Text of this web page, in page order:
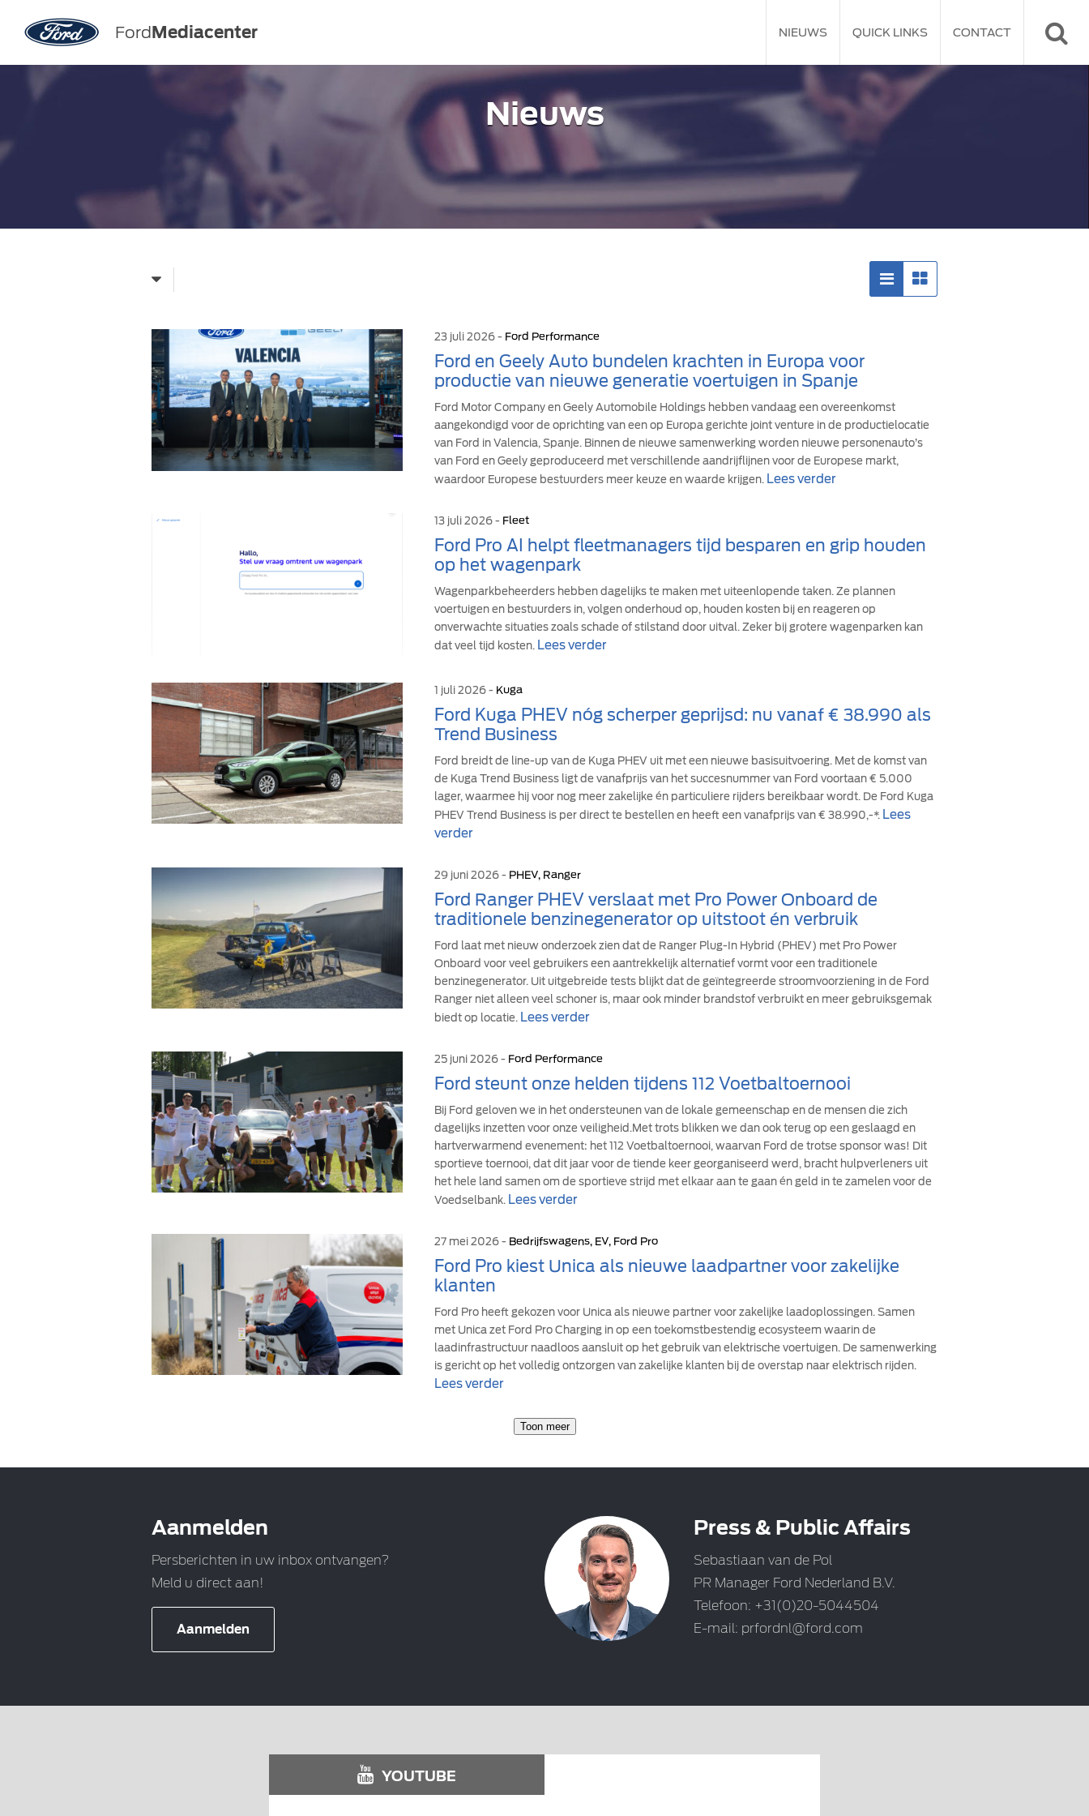
FordMediacenter NIEUWS QUICK LINKS CONTACT
Nieuws
23 juli 2026 - Ford Performance
Ford en Geely Auto bundelen krachten in Europa voor
productie van nieuwe generatie voertuigen in Spanje
Ford Motor Company en Geely Automobile Holdings hebben vandaag een overeenkomst
aangekondigd voor de oprichting van een op Europa gerichte joint venture in de productielocatie
van Ford in Valencia, Spanje. Binnen de nieuwe samenwerking worden nieuwe personenauto’s
van Ford en Geely geproduceerd met verschillende aandrijflijnen voor de Europese markt,
waardoor Europese bestuurders meer keuze en waarde krijgen. Lees verder
13 juli 2026 - Fleet
Ford Pro AI helpt fleetmanagers tijd besparen en grip houden
op het wagenpark
Wagenparkbeheerders hebben dagelijks te maken met uiteenlopende taken. Ze plannen
voertuigen en bestuurders in, volgen onderhoud op, houden kosten bij en reageren op
onverwachte situaties zoals schade of stilstand door uitval. Zeker bij grotere wagenparken kan
dat veel tijd kosten. Lees verder
1 juli 2026 - Kuga
Ford Kuga PHEV nóg scherper geprijsd: nu vanaf € 38.990 als
Trend Business
Ford breidt de line-up van de Kuga PHEV uit met een nieuwe basisuitvoering. Met de komst van
de Kuga Trend Business ligt de vanafprijs van het succesnummer van Ford voortaan € 5.000
lager, waarmee hij voor nog meer zakelijke én particuliere rijders bereikbaar wordt. De Ford Kuga
PHEV Trend Business is per direct te bestellen en heeft een vanafprijs van € 38.990,-*. Lees
verder
29 juni 2026 - PHEV, Ranger
Ford Ranger PHEV verslaat met Pro Power Onboard de
traditionele benzinegenerator op uitstoot én verbruik
Ford laat met nieuw onderzoek zien dat de Ranger Plug-In Hybrid (PHEV) met Pro Power
Onboard voor veel gebruikers een aantrekkelijk alternatief vormt voor een traditionele
benzinegenerator. Uit uitgebreide tests blijkt dat de geïntegreerde stroomvoorziening in de Ford
Ranger niet alleen veel schoner is, maar ook minder brandstof verbruikt en meer gebruiksgemak
biedt op locatie. Lees verder
25 juni 2026 - Ford Performance
Ford steunt onze helden tijdens 112 Voetbaltoernooi
Bij Ford geloven we in het ondersteunen van de lokale gemeenschap en de mensen die zich
dagelijks inzetten voor onze veiligheid.Met trots blikken we dan ook terug op een geslaagd en
hartverwarmend evenement: het 112 Voetbaltoernooi, waarvan Ford de trotse sponsor was! Dit
sportieve toernooi, dat dit jaar voor de tiende keer georganiseerd werd, bracht hulpverleners uit
het hele land samen om de sportieve strijd met elkaar aan te gaan én geld in te zamelen voor de
Voedselbank. Lees verder
27 mei 2026 - Bedrijfswagens, EV, Ford Pro
Ford Pro kiest Unica als nieuwe laadpartner voor zakelijke
klanten
Ford Pro heeft gekozen voor Unica als nieuwe partner voor zakelijke laadoplossingen. Samen
met Unica zet Ford Pro Charging in op een toekomstbestendig ecosysteem waarin de
laadinfrastructuur naadloos aansluit op het gebruik van elektrische voertuigen. De samenwerking
is gericht op het volledig ontzorgen van zakelijke klanten bij de overstap naar elektrisch rijden.
Lees verder
Toon meer
Aanmelden
Persberichten in uw inbox ontvangen?
Meld u direct aan!
Aanmelden
Press & Public Affairs
Sebastiaan van de Pol
PR Manager Ford Nederland B.V.
Telefoon: +31(0)20-5044504
E-mail: prfordnl@ford.com
YOUTUBE